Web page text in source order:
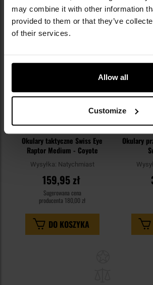
may combine it with other information
provided to them or that they’ve
of their services.
Allow all
Customize
Dodaj
Okulary taktyczne Swiss Eye
Raptor Medium - Coyote
Wysyłka: Natychmiast
159,95 zł
Sugerowana cena
producenta 180,00 zł
DO KOSZYKA
Okulary